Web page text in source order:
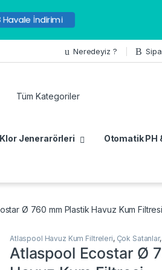
Neredeyiz ?
Jenerarörleri Otomatik PH
Ø 760 mm Plastik Havuz Kum Filtresi
Atlaspool Havuz Kum Filtreleri, Çok Satanlar,
Atlaspool Ecostar Ø
Havale İndirimi